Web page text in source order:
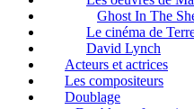
Ghost In The
Le cinéma de
David Lynch
Acteurs et actrices
Les compositeurs
Doublage